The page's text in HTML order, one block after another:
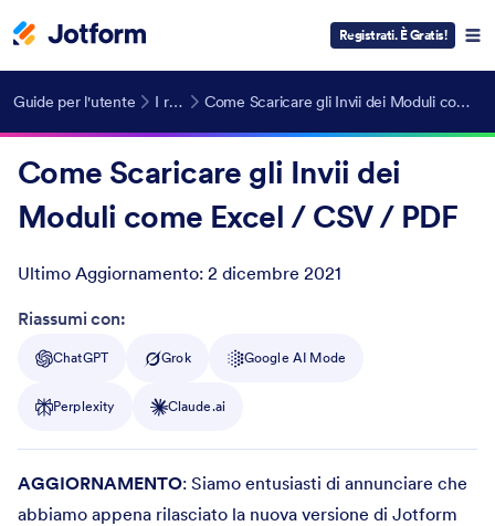
Registrati. È Gratis!
Guide per l'utente I report Come Scaricare gli Invii dei Moduli come Excel / CSV / PDF
Come Scaricare gli Invii dei
Moduli come Excel / CSV / PDF
Ultimo Aggiornamento: 2 dicembre 2021
Post ID
Riassumi con:
ChatGPT Grok Google AI Mode
Perplexity Claude.ai
AGGIORNAMENTO: Siamo entusiasti di annunciare che
abbiamo appena rilasciato la nuova versione di Jotform